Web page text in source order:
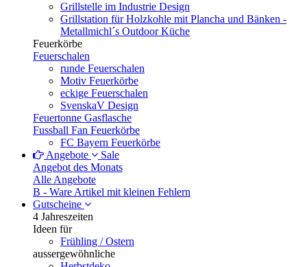
Grillstelle im Industrie Design
Grillstation für Holzkohle mit Plancha und Bänken -
Metallmichl´s Outdoor Küche
Feuerkörbe
Feuerschalen
runde Feuerschalen
Motiv Feuerkörbe
eckige Feuerschalen
SvenskaV Design
Feuertonne Gasflasche
Fussball Fan Feuerkörbe
FC Bayern Feuerkörbe
Angebote
Sale
Angebot des Monats
Alle Angebote
B - Ware Artikel mit kleinen Fehlern
Gutscheine
4 Jahreszeiten
Ideen für
Frühling / Ostern
aussergewöhnliche